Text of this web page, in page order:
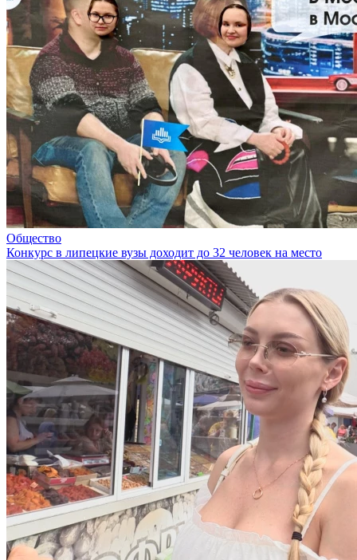
Общество
Конкурс в липецкие вузы доходит до 32 человек на место